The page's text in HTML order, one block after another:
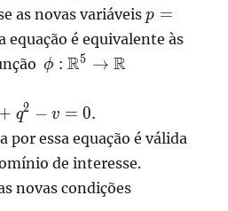
as novas variáveis
v
p =
equação é equivalente às
\phi:\mathbb{R}^5
ϕ : R5 → R
+ q2 − v = 0.
por essa equação é válida
de interesse.
novas condições